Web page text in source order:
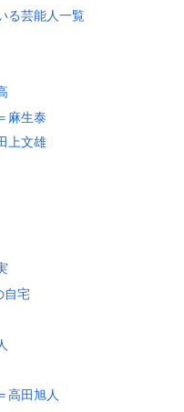
る芸能人一覧
麻生泰
上文雄
自宅
高田旭人